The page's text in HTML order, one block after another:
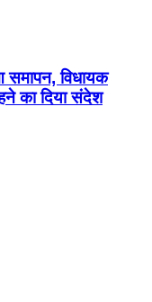
समापन, विधायक
का दिया संदेश